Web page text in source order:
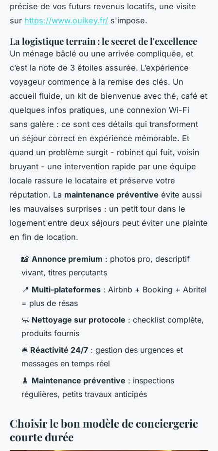
précise de vos futurs revenus locatifs, une visite
sur https://www.ouikey.fr/ s'impose.
La logistique terrain : le secret de l'excellence
Un ménage bâclé ou une arrivée compliquée, et
c’est la note de 3 étoiles assurée. L’expérience
voyageur commence à la remise des clés. Un
accueil fluide, un kit de bienvenue avec thé, café et
quelques infos pratiques, une connexion Wi-Fi
sans galère : ce sont ces détails qui transforment
un séjour correct en expérience mémorable. Et
quand un problème surgit - robinet qui fuit, voisin
bruyant - une intervention rapide par une équipe
locale rassure le locataire et préserve votre
réputation. La maintenance préventive évite aussi
les mauvaises surprises : un petit tour dans le
logement entre deux séjours peut éviter une plainte
en fin de location.
📸 Annonce premium : photos pro, descriptif
vivant, titres percutants
📍 Multi-plateformes : Airbnb + Booking + Abritel
= plus de résas
🧼 Nettoyage sur protocole : checklist complète,
produits fournis
🛎️ Réactivité 24/7 : gestion des urgences et
messages en temps réel
🧹 Maintenance préventive : inspections
régulières, petits travaux anticipés
Choisir le bon modèle de conciergerie
courte durée